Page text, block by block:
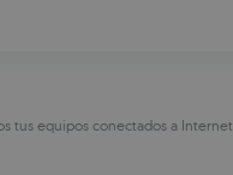
tus equipos conectados a Internet